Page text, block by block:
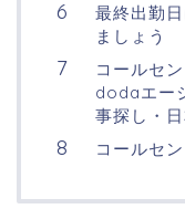
最終出勤
ましょう
コールセ
dodaエー
事探し・
コールセ